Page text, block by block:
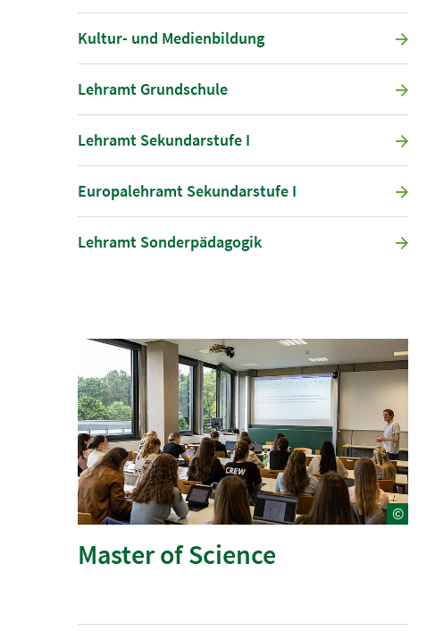
Kultur- und Medienbildung
Lehramt Grundschule
Lehramt Sekundarstufe I
Europalehramt Sekundarstufe I
Lehramt Sonderpädagogik
©
Master of Science